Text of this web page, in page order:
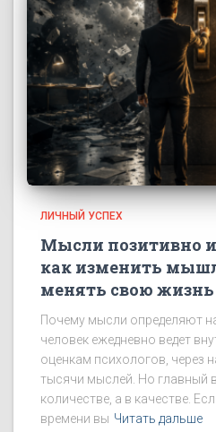
ЛИЧНЫЙ УСПЕХ
Мысли позитивно
как изменить
менять свою жизнь
Почему мысли определяют
человек ежедневно ведет
оценкам психологов, через
тысячи мыслей. Но главный
количестве, а в качестве.
времени вы Читать дальше